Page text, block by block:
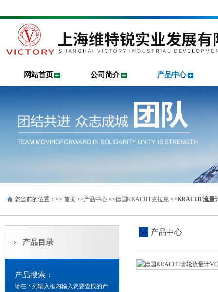
网站首页 公司简介 产品中心
您当前的位置：>> 首页 >>产品中心 >>德国KRACHT克拉克 >>KRACHT流量
产品目录
产品搜索：
请在下列输入框内输入您要查找的产
产品中心